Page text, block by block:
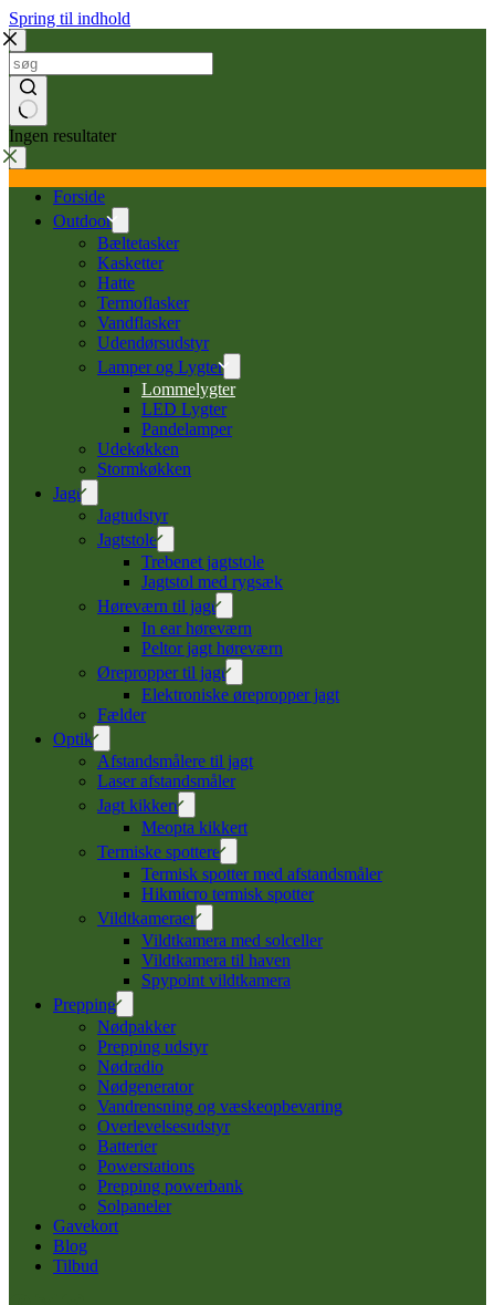
Spring til indhold
Ingen resultater
Forside
Outdoor
Bæltetasker
Kasketter
Hatte
Termoflasker
Vandflasker
Udendørsudstyr
Lamper og Lygter
Lommelygter
LED Lygter
Pandelamper
Udekøkken
Stormkøkken
Jagt
Jagtudstyr
Jagtstole
Trebenet jagtstole
Jagtstol med rygsæk
Høreværn til jagt
In ear høreværn
Peltor jagt høreværn
Ørepropper til jagt
Elektroniske ørepropper jagt
Fælder
Optik
Afstandsmålere til jagt
Laser afstandsmåler
Jagt kikkert
Meopta kikkert
Termiske spottere
Termisk spotter med afstandsmåler
Hikmicro termisk spotter
Vildtkameraer
Vildtkamera med solceller
Vildtkamera til haven
Spypoint vildtkamera
Prepping
Nødpakker
Prepping udstyr
Nødradio
Nødgenerator
Vandrensning og væskeopbevaring
Overlevelsesudstyr
Batterier
Powerstations
Prepping powerbank
Solpaneler
Gavekort
Blog
Tilbud